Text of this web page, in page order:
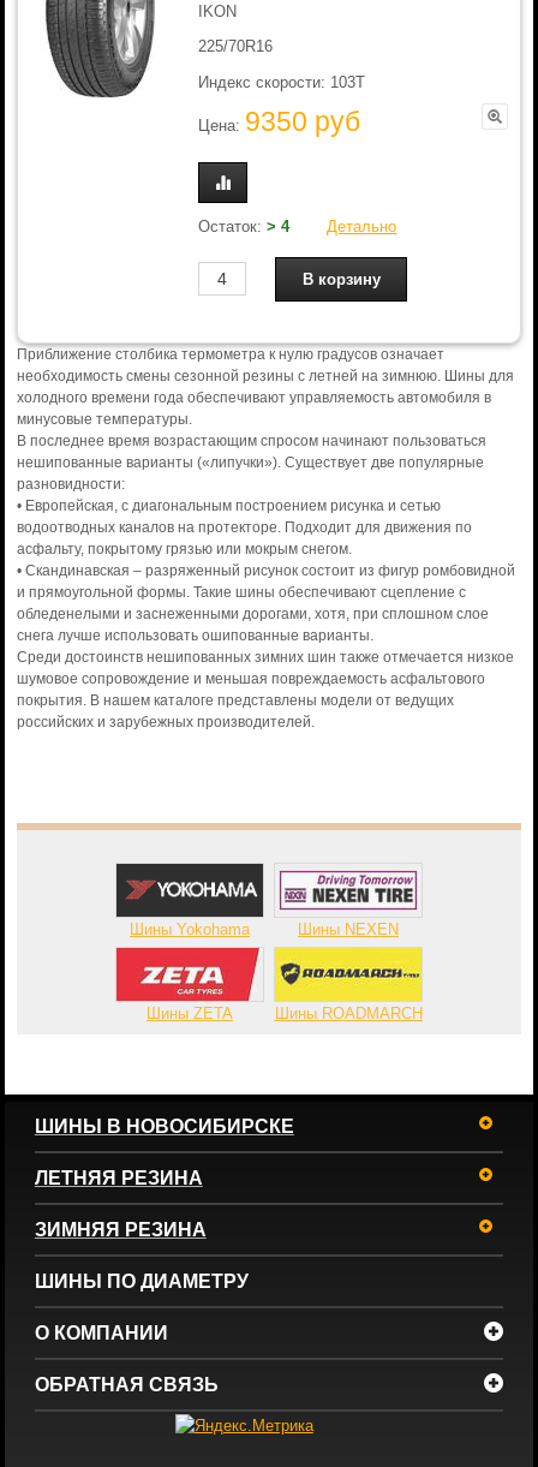
IKON
225/70R16
Индекс скорости: 103T
Цена: 9350 руб
Остаток:> 4 Детально
Приближение столбика термометра к нулю градусов означает
необходимость смены сезонной резины с летней на зимнюю. Шины для
холодного времени года обеспечивают управляемость автомобиля в
минусовые температуры.
В последнее время возрастающим спросом начинают пользоваться
нешипованные варианты («липучки»). Существует две популярные
разновидности:
• Европейская, с диагональным построением рисунка и сетью
водоотводных каналов на протекторе. Подходит для движения по
асфальту, покрытому грязью или мокрым снегом.
• Скандинавская – разряженный рисунок состоит из фигур ромбовидной
и прямоугольной формы. Такие шины обеспечивают сцепление с
обледенелыми и заснеженными дорогами, хотя, при сплошном слое
снега лучше использовать ошипованные варианты.
Среди достоинств нешипованных зимних шин также отмечается низкое
шумовое сопровождение и меньшая повреждаемость асфальтового
покрытия. В нашем каталоге представлены модели от ведущих
российских и зарубежных производителей.
Шины Yokohama Шины NEXEN
Шины ZETA Шины ROADMARCH
ШИНЫ В НОВОСИБИРСКЕ
ЛЕТНЯЯ РЕЗИНА
ЗИМНЯЯ РЕЗИНА
ШИНЫ ПО ДИАМЕТРУ
О КОМПАНИИ
ОБРАТНАЯ СВЯЗЬ